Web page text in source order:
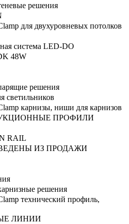
решения
для двухуровневых потолков
система LED-DO
48W
решения
светильников
карнизы, ниши для карнизов
ПРОФИЛИ
RAIL
ИЗ ПРОДАЖИ
решения
технический профиль,
ЛИНИИ